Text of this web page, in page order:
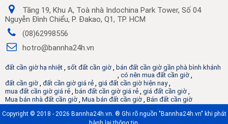
Tầng 19, Khu A, Toà nhà Indochina Park Tower, Số 04
Nguyễn Đình Chiểu, P. Đakao, Q1, TP. HCM
(08)62998556
hotro@bannha24h.vn
đất cần giờ hạ nhiệt , sốt đất cần giờ , bán đất cần giờ gần phà bình khánh
, có nên mua đất cần giờ ,
đất cần giờ , đất cần giờ giá rẻ , giá đất cần giờ hiện nay,
mua đất cần giờ giá rẻ , bán đất cần giờ giá rẻ , giá đất cần giờ ,
Mua bán nhà đất cần giờ , Mua bán đất cần giờ , Bán đất cần giờ
Copyright © 2018 - 2026 Bannha24h.vn. ® Ghi rõ nguồn "Bannha24h.vn" khi phát